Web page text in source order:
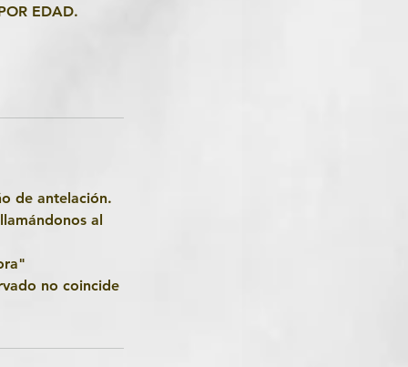
EDAD.
de antelación.
al
no coincide